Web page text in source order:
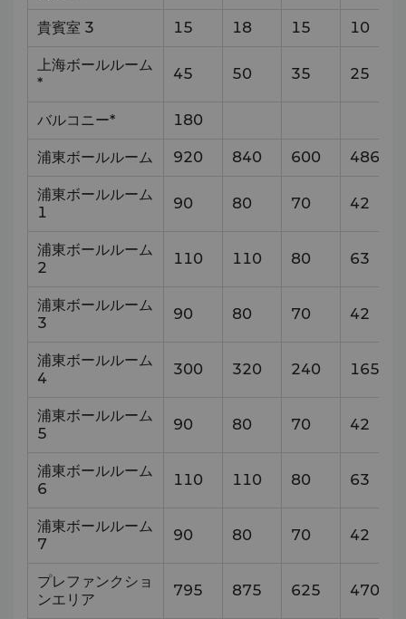
貴賓室 3 15 18 15 10
上海ボールルーム
*
45 50 35 25
バルコニー* 180
浦東ボールルーム 920 840 600 486
浦東ボールルーム
1
90 80 70 42
浦東ボールルーム
2
110 110 80 63
浦東ボールルーム
3
90 80 70 42
浦東ボールルーム
4
300 320 240 165
浦東ボールルーム
5
90 80 70 42
浦東ボールルーム
6
110 110 80 63
浦東ボールルーム
7
90 80 70 42
プレファンクショ
ンエリア
795 875 625 470